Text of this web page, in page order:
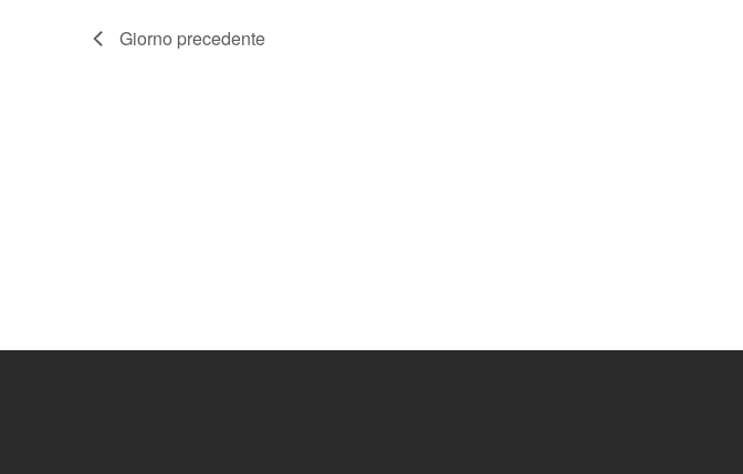
Giorno precedente